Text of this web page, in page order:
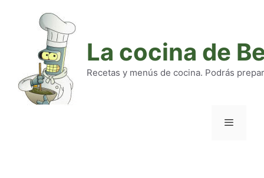
La cocina de
Recetas y menús de cocina. Podrás